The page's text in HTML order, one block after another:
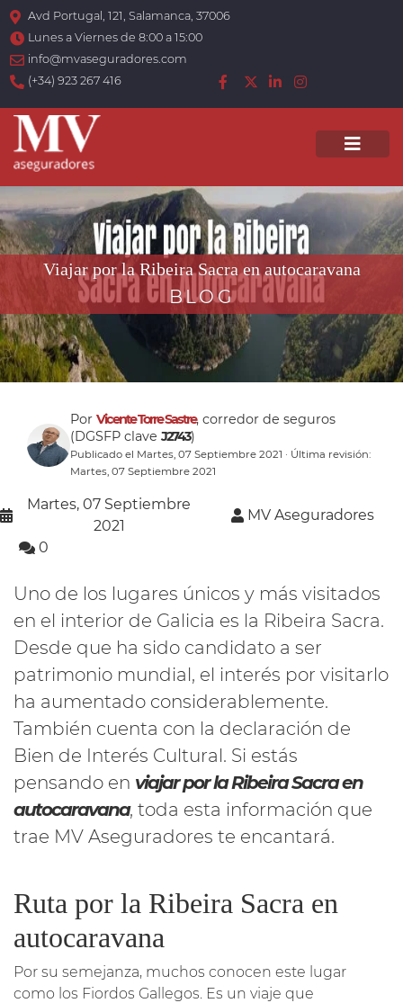
Avd Portugal, 121, Salamanca, 37006
Lunes a Viernes de 8:00 a 15:00
info@mvaseguradores.com
(+34) 923 267 416
Viajar por la Ribeira Sacra en autocaravana
BLOG
Por Vicente Torre Sastre, corredor de seguros
(DGSFP clave J2743)
Publicado el Martes, 07 Septiembre 2021 · Última revisión:
Martes, 07 Septiembre 2021
Martes, 07 Septiembre
2021
MV Aseguradores
0
Uno de los lugares únicos y más visitados
en el interior de Galicia es la Ribeira Sacra.
Desde que ha sido candidato a ser
patrimonio mundial, el interés por visitarlo
ha aumentado considerablemente.
También cuenta con la declaración de
Bien de Interés Cultural. Si estás
pensando en viajar por la Ribeira Sacra en
autocaravana, toda esta información que
trae MV Aseguradores te encantará.
Ruta por la Ribeira Sacra en
autocaravana
Por su semejanza, muchos conocen este lugar
como los Fiordos Gallegos. Es un viaje que